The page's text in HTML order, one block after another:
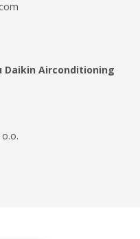
Daikin Airconditioning